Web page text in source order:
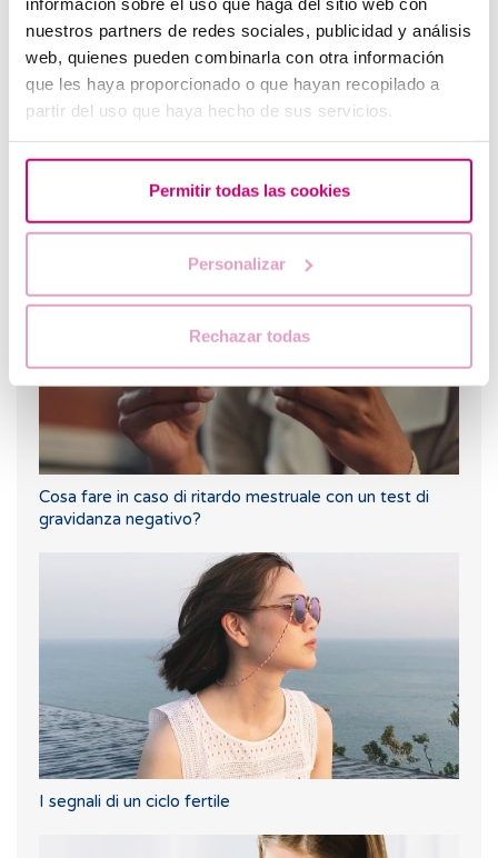
nuestros partners de redes sociales, publicidad y análisis
web, quienes pueden combinarla con otra información
que les haya proporcionado o que hayan recopilado a
partir del uso que haya hecho de sus servicios.
Permitir todas las cookies
Personalizar
Rechazar todas
Quanto tempo ci vuole perché l'ovulo fecondato si
Cosa fare in caso di ritardo mestruale con un test di
gravidanza negativo?
I segnali di un ciclo fertile